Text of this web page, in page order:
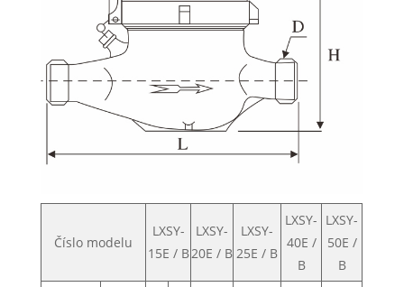
Číslo modelu
LXSY-
15E / B
LXSY-
20E / B
LXSY-
25E / B
LXSY-
40E /
B
LXSY-
50E /
B